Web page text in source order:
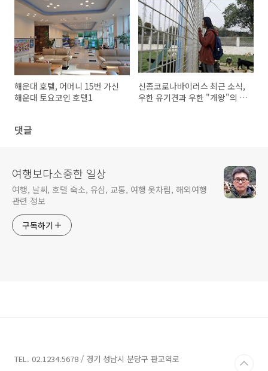
해운대 호텔, 어머니 15번 가신
해운대 토요코인 호텔1
신종코로나바이러스 최근 소식,
우한 유기견과 우한 "개왕"의 구
댓글
여행보다소중한 일상
여행, 날씨, 호텔 숙소, 유심, 교통, 여행 옷차림, 해외여행
관련 정보
구독하기
TEL. 02.1234.5678 / 경기 성남시 분당구 판교역로